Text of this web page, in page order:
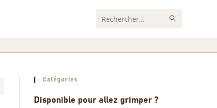
Rechercher
Catégories
Disponible pour allez grimper ?